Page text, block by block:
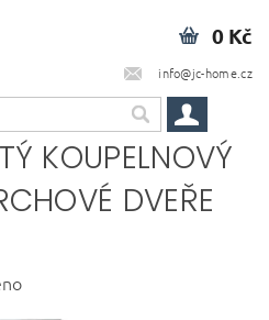
info@jc-home.cz
0 Kč
KOUPELNOVÝ
DVEŘE